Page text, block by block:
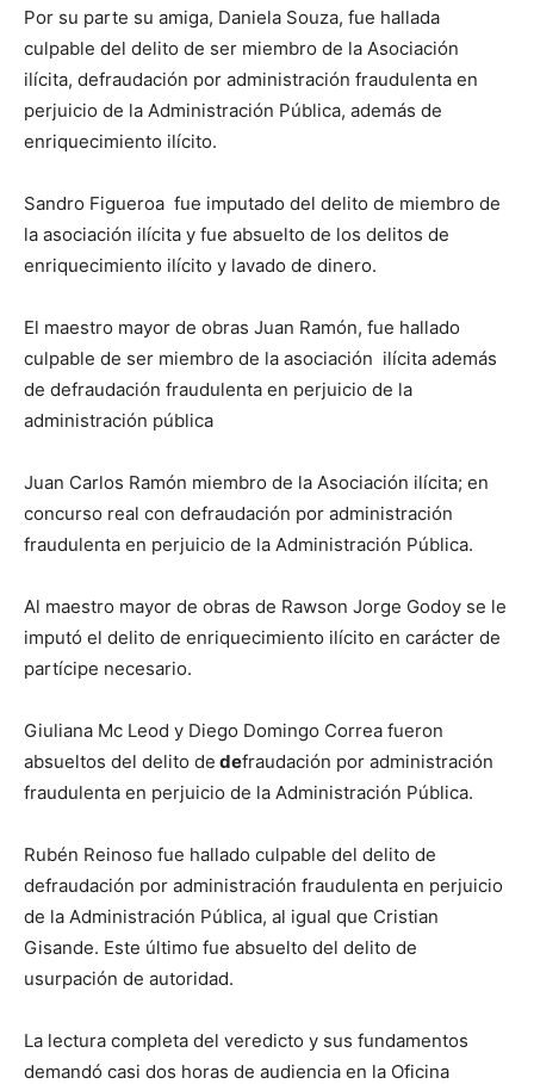
Por su parte su amiga, Daniela Souza, fue hallada
culpable del delito de ser miembro de la Asociación
ilícita, defraudación por administración fraudulenta en
perjuicio de la Administración Pública, además de
enriquecimiento ilícito.
Sandro Figueroa fue imputado del delito de miembro de
la asociación ilícita y fue absuelto de los delitos de
enriquecimiento ilícito y lavado de dinero.
El maestro mayor de obras Juan Ramón, fue hallado
culpable de ser miembro de la asociación ilícita además
de defraudación fraudulenta en perjuicio de la
administración pública
Juan Carlos Ramón miembro de la Asociación ilícita; en
concurso real con defraudación por administración
fraudulenta en perjuicio de la Administración Pública.
Al maestro mayor de obras de Rawson Jorge Godoy se le
imputó el delito de enriquecimiento ilícito en carácter de
partícipe necesario.
Giuliana Mc Leod y Diego Domingo Correa fueron
absueltos del delito de defraudación por administración
fraudulenta en perjuicio de la Administración Pública.
Rubén Reinoso fue hallado culpable del delito de
defraudación por administración fraudulenta en perjuicio
de la Administración Pública, al igual que Cristian
Gisande. Este último fue absuelto del delito de
usurpación de autoridad.
La lectura completa del veredicto y sus fundamentos
demandó casi dos horas de audiencia en la Oficina